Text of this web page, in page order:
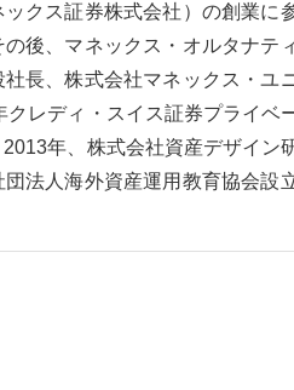
クス証券株式会社）の創業に
後、マネックス・オルタナテ
社長、株式会社マネックス・ユ
レディ・スイス証券プライベ
年、株式会社資産デザイン
法人海外資産運用教育協会設